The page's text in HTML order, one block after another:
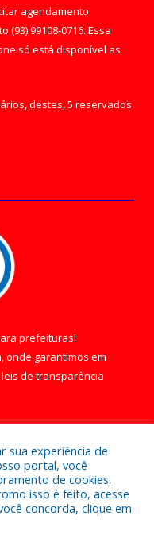
agendamento
99108-0716. Essa
só está disponível as
destes, 5 reservados
prefeituras!
onde garantimos em
leis de transparência
Municipal de Óbidos.
sua experiência de
portal, você
de cookies.
isso é feito, acesse
concorda, clique em